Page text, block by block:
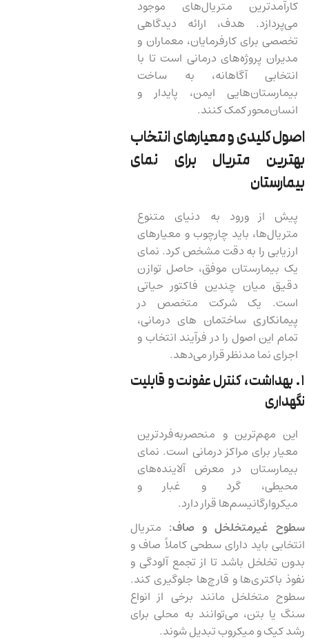
کارآمدترین متریال‌های موجود
می‌پردازد. هدف، ارائه دیدگاهی
تخصصی برای کارفرمایان، معماران و
مدیران پروژه‌های درمانی است تا با
انتخابی آگاهانه، به ساخت
بیمارستان‌هایی ایمن، پایدار و
انسان‌محور کمک کنند.
اصول کلیدی و معیارهای انتخاب
بهترین متریال برای نمای
بیمارستان
پیش از ورود به دنیای متنوع
متریال‌ها، باید چارچوب و معیارهای
ارزیابی را به دقت مشخص کرد. نمای
یک بیمارستان موفق، حاصل توازن
دقیق میان چندین فاکتور حیاتی
است. یک شرکت متخصص در
پیمانکاری ساختمانهای درمانی،
تمام این اصول را در فرآیند انتخاب و
اجرای نما مدنظر قرار می‌دهد.
۱. بهداشت، کنترل عفونت و قابلیت
نگهداری
این مهم‌ترین و منحصربه‌فردترین
معیار برای مراکز درمانی است. نمای
بیمارستان در معرض آلاینده‌های
محیطی، گرد و غبار و
میکروارگانیسم‌ها قرار دارد.
سطوح غیرمتخلخل و صاف: متریال
انتخابی باید دارای سطحی کاملاً صاف و
بدون تخلخل باشد تا از تجمع آلودگی و
نفوذ باکتری‌ها و قارچ‌ها جلوگیری کند.
سطوح متخلخل مانند برخی از انواع
سنگ یا بتن، می‌توانند به محلی برای
رشد کپک و میکروب تبدیل شوند.